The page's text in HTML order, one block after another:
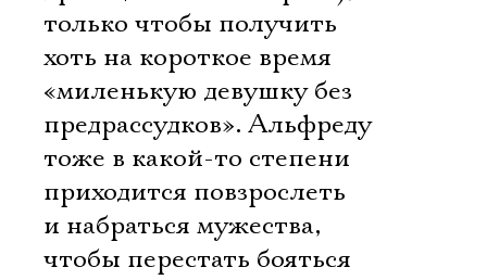
только чтобы получить
хоть на короткое время
«миленькую девушку без
предрассудков». Альфреду
тоже в какой-то степени
приходится повзрослеть
и набраться мужества,
чтобы перестать бояться